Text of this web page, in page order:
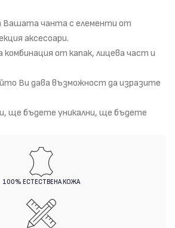
Вашата чанта с елементи от
аксесоари.
комбинация от капак, лицева част и
Ви дава възможност да изразите
ще бъдете уникални, ще бъдете
100% ЕСТЕСТВЕНА КОЖА